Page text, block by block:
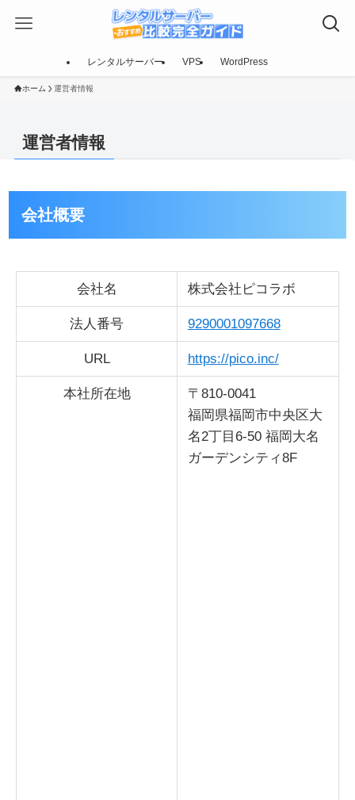
レンタルサーバー VPS WordPress
ホーム 運営者情報
運営者情報
会社概要
会社名 株式会社ピコラボ
法人番号 9290001097668
URL https://pico.inc/
本社所在地
〒810-0041
福岡県福岡市中央区大
名2丁目6-50 福岡大名
ガーデンシティ8F